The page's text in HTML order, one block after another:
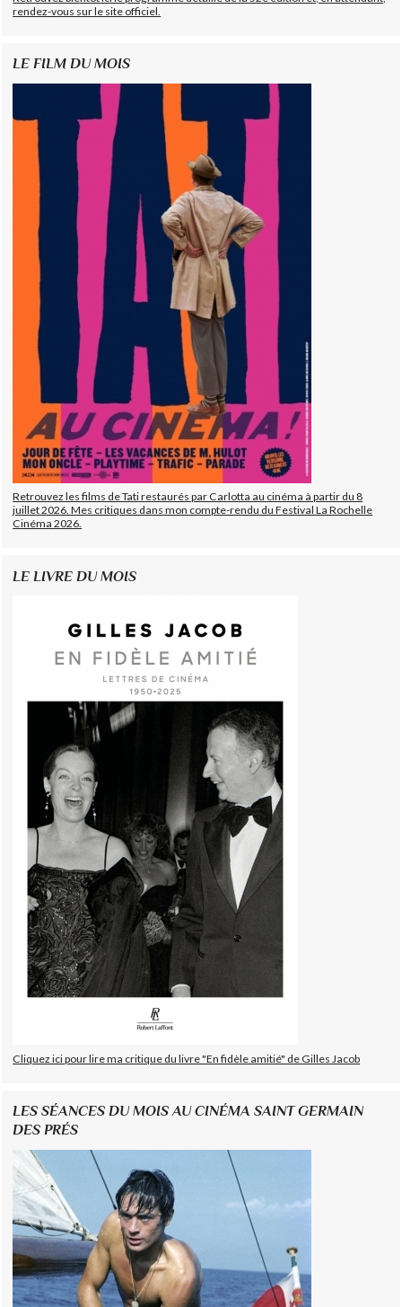
rendez-vous sur le site officiel.
LE FILM DU MOIS
Retrouvez les films de Tati restaurés par Carlotta au cinéma à partir du 8
juillet 2026. Mes critiques dans mon compte-rendu du Festival La Rochelle
Cinéma 2026.
LE LIVRE DU MOIS
Cliquez ici pour lire ma critique du livre "En fidèle amitié" de Gilles Jacob
LES SÉANCES DU MOIS AU CINÉMA SAINT GERMAIN
DES PRÉS